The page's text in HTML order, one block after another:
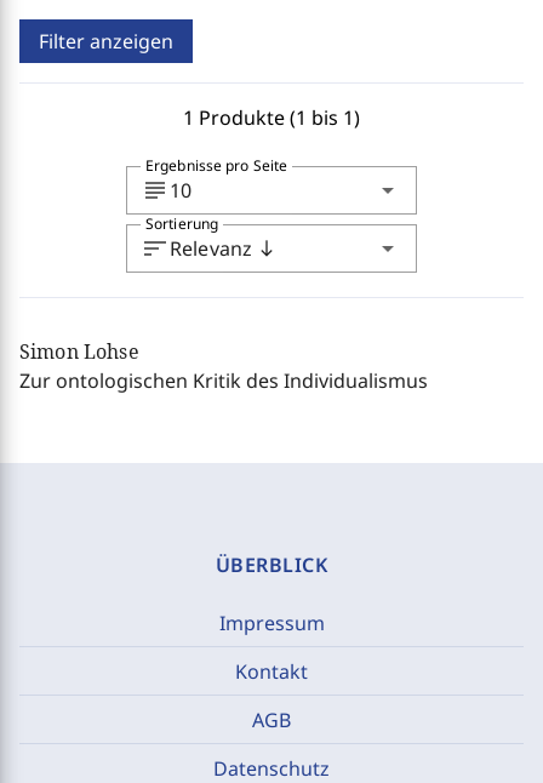
Filter anzeigen
1 Produkte (1 bis 1)
subject 10 arrow_drop_down
Ergebnisse pro Seite
sortRelevanz south arrow_drop_down
Sortierung
Simon Lohse
Zur ontologischen Kritik des Individualismus
ÜBERBLICK
Impressum
Kontakt
AGB
Datenschutz